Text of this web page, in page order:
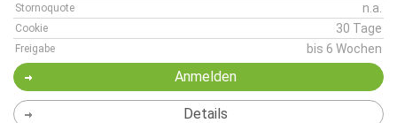
Stornoquote n.a.
Cookie 30 Tage
Freigabe bis 6 Wochen
Anmelden
Details